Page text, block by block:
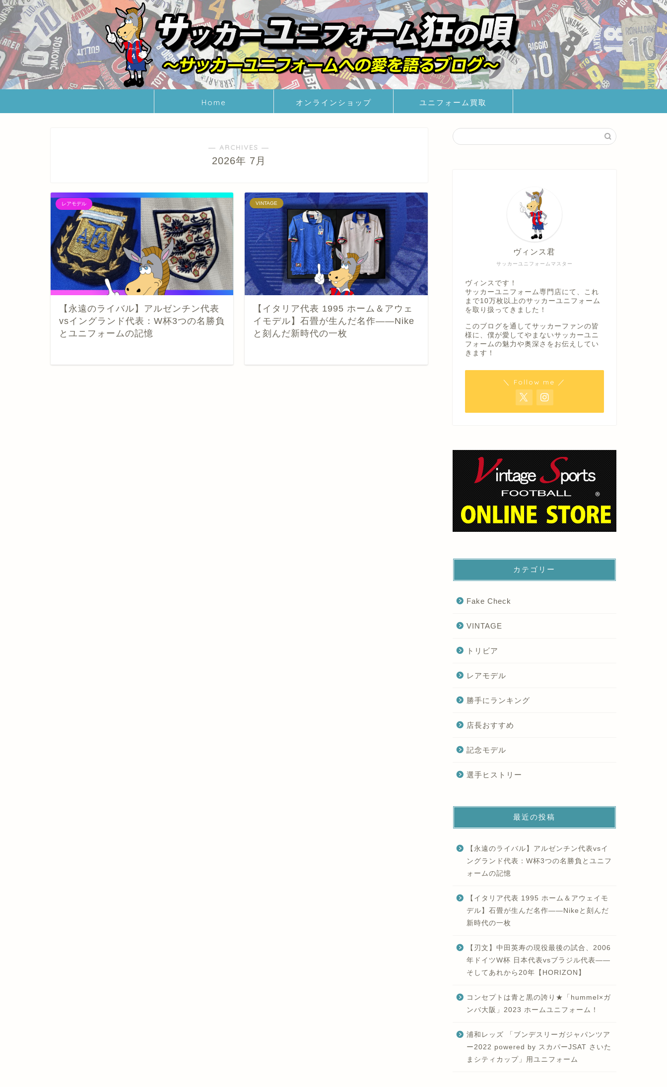
Home オンラインショップ ユニフォーム買取
― ARCHIVES ―
2026年 7月
レアモデル
【永遠のライバル】アルゼンチン代表
vsイングランド代表：W杯3つの名勝負
とユニフォームの記憶
VINTAGE
【イタリア代表 1995 ホーム＆アウェ
イモデル】石畳が生んだ名作——Nike
と刻んだ新時代の一枚
サッカーユニフォームマスター
ヴィンス君
ヴィンスです！
サッカーユニフォーム専門店にて、これ
まで10万枚以上のサッカーユニフォーム
を取り扱ってきました！
このブログを通してサッカーファンの皆
様に、僕が愛してやまないサッカーユニ
フォームの魅力や奥深さをお伝えしてい
きます！
＼ Follow me ／
カテゴリー
Fake Check
VINTAGE
トリビア
レアモデル
勝手にランキング
店長おすすめ
記念モデル
選手ヒストリー
最近の投稿
【永遠のライバル】アルゼンチン代表vsイ
ングランド代表：W杯3つの名勝負とユニフ
ォームの記憶
【イタリア代表 1995 ホーム＆アウェイモ
デル】石畳が生んだ名作——Nikeと刻んだ
新時代の一枚
【刃文】中田英寿の現役最後の試合、2006
年ドイツW杯 日本代表vsブラジル代表——
そしてあれから20年【HORIZON】
コンセプトは青と黒の誇り★「hummel×ガ
ンバ大阪」2023 ホームユニフォーム！
浦和レッズ 「ブンデスリーガジャパンツア
ー2022 powered by スカパーJSAT さいた
まシティカップ」用ユニフォーム